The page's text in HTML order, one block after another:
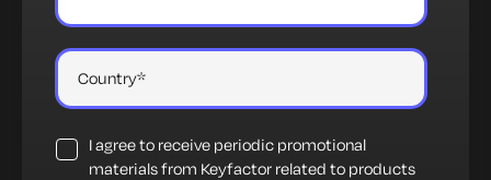
I agree to receive periodic promotional
materials from Keyfactor related to products